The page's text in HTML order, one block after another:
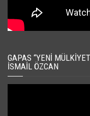
GAPAS “YENI
İSMAIL ÖZCAN